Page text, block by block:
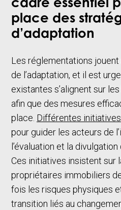
cadre essentiel
place des
d’adaptation
Les réglementations
de l’adaptation, et il est
existantes s’alignent sur
afin que des mesures
place. Différentes initiatives
pour guider les acteurs de
l’évaluation et la
Ces initiatives insistent sur
propriétaires immobiliers
fois les risques physiques
transition liés au